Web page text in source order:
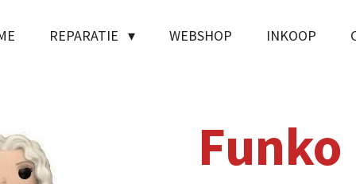
REPARATIE WEBSHOP INKOOP
Funko